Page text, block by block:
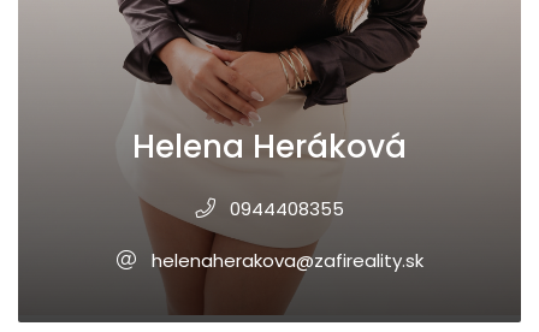
Helena Heráková
0944408355
helenaherakova@zafireality.sk